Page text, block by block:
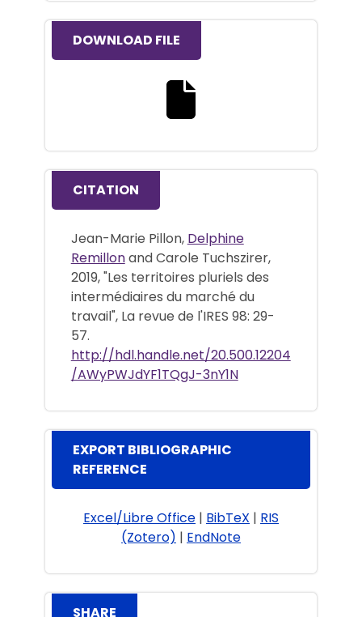
DOWNLOAD FILE
CITATION
Jean-Marie Pillon, Delphine
Remillonand Carole Tuchszirer,
2019, "Les territoires pluriels des
intermédiaires du marché du
travail", La revue de l'IRES 98: 29-
57.
http://hdl.handle.net/20.500.12204
/AWyPWJdYF1TQgJ-3nY1N
EXPORT BIBLIOGRAPHIC
REFERENCE
Excel/Libre Office | BibTeX | RIS
(Zotero) | EndNote
SHARE